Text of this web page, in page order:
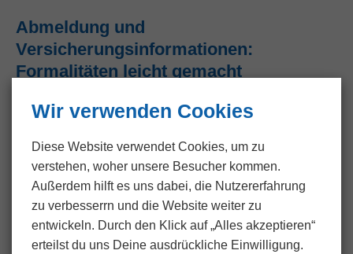
Abmeldung und
Versicherungsinformationen:
Formalitäten leicht gemacht
die Benachrichtigung der Versicherung übernehmen
wir gerne für unsere Kunden. Nach demAutoankauf
in Waldeckkümmern wir uns um sämtliche
bürokratischen Schritte, damit unsere Kunden sich
darauf konzentrieren können, ihren Verkaufserlös zu
genießen. Von der Abmeldung beim
Wir verwenden Cookies
Diese Website verwendet Cookies, um zu
verstehen, woher unsere Besucher kommen.
Außerdem hilft es uns dabei, die Nutzer­erfahrung
zu verbesserrn und die Website weiter zu
entwickeln. Durch den Klick auf „Alles akzeptieren“
erteilst du uns Deine ausdrückliche Einwilligung.